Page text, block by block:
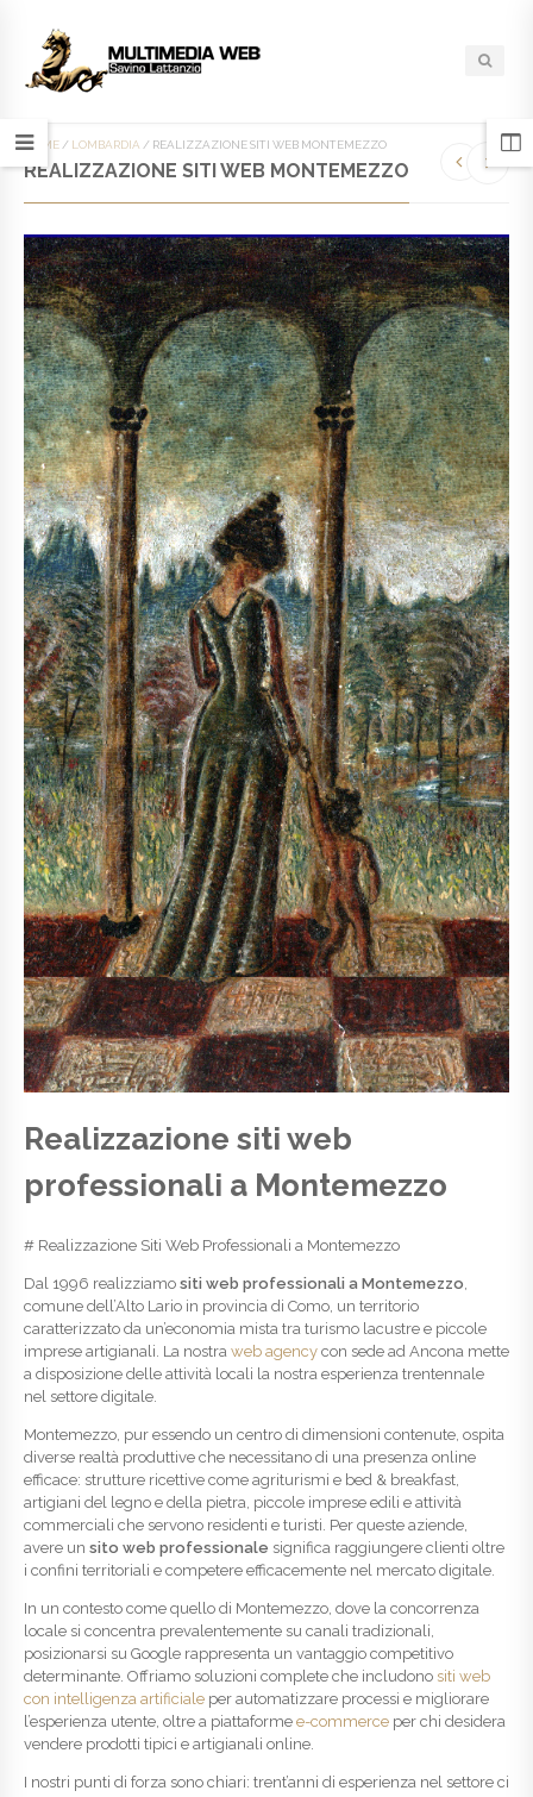
HOME / LOMBARDIA / REALIZZAZIONE SITI WEB MONTEMEZZO
REALIZZAZIONE SITI WEB MONTEMEZZO
Realizzazione siti web
professionali a Montemezzo
# Realizzazione Siti Web Professionali a Montemezzo
Dal 1996 realizziamo siti web professionali a Montemezzo,
comune dell’Alto Lario in provincia di Como, un territorio
caratterizzato da un’economia mista tra turismo lacustre e piccole
imprese artigianali. La nostra web agency con sede ad Ancona mette
a disposizione delle attività locali la nostra esperienza trentennale
nel settore digitale.
Montemezzo, pur essendo un centro di dimensioni contenute, ospita
diverse realtà produttive che necessitano di una presenza online
efficace: strutture ricettive come agriturismi e bed & breakfast,
artigiani del legno e della pietra, piccole imprese edili e attività
commerciali che servono residenti e turisti. Per queste aziende,
avere un sito web professionale significa raggiungere clienti oltre
i confini territoriali e competere efficacemente nel mercato digitale.
In un contesto come quello di Montemezzo, dove la concorrenza
locale si concentra prevalentemente su canali tradizionali,
posizionarsi su Google rappresenta un vantaggio competitivo
determinante. Offriamo soluzioni complete che includono siti web
con intelligenza artificiale per automatizzare processi e migliorare
l’esperienza utente, oltre a piattaforme e-commerce per chi desidera
vendere prodotti tipici e artigianali online.
I nostri punti di forza sono chiari: trent’anni di esperienza nel settore ci